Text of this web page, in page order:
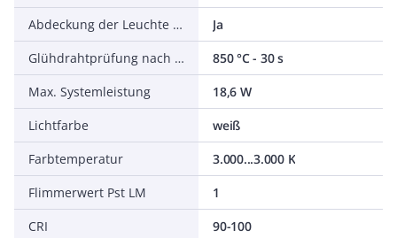
Abdeckung der Leuchte mit Wärmedämmmaterial möglich
Ja
Glühdrahtprüfung nach IEC 60695-2-11
850 °C - 30 s
Max. Systemleistung
18,6 W
Lichtfarbe
weiß
Farbtemperatur
3.000...3.000 K
Flimmerwert Pst LM
1
CRI
90-100